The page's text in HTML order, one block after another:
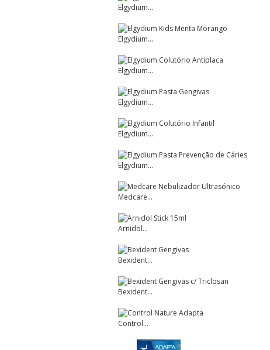
Elgydium...
Elgydium...
Elgydium...
Elgydium...
Elgydium...
Elgydium...
Medcare...
Arnidol...
Bexident...
Bexident...
Control...